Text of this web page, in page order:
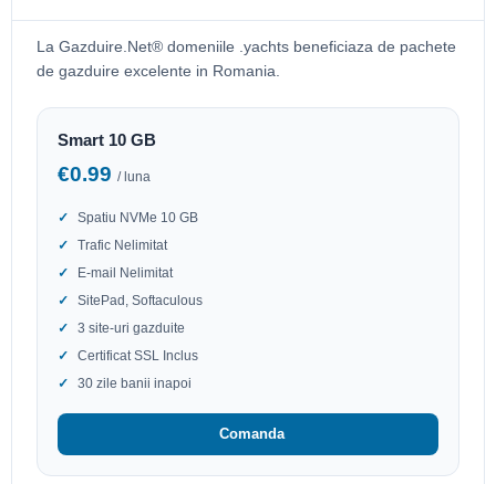
La Gazduire.Net® domeniile .yachts beneficiaza de pachete
de gazduire excelente in Romania.
Smart 10 GB
€0.99 / luna
Spatiu NVMe 10 GB
Trafic Nelimitat
E-mail Nelimitat
SitePad, Softaculous
3 site-uri gazduite
Certificat SSL Inclus
30 zile banii inapoi
Comanda